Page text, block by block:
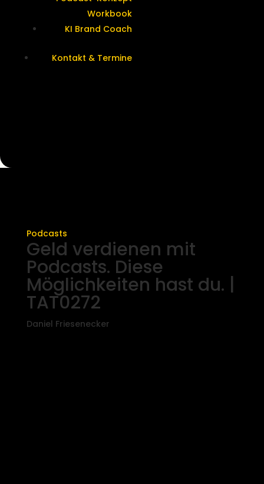
Workbook
KI Brand Coach
Kontakt & Termine
Podcasts
Geld verdienen mit
Podcasts. Diese
Möglichkeiten hast du. |
TAT0272
Daniel Friesenecker